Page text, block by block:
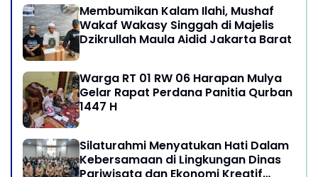
Membumikan Kalam Ilahi, Mushaf
Wakaf Wakasy Singgah di Majelis
Dzikrullah Maula Aidid Jakarta Barat
Warga RT 01 RW 06 Harapan Mulya
Gelar Rapat Perdana Panitia Qurban
1447 H
Silaturahmi Menyatukan Hati Dalam
Kebersamaan di Lingkungan Dinas